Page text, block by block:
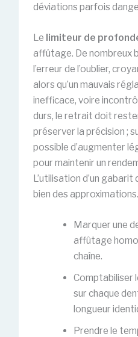
déviations parfois
Le limiteur de
affûtage. De nombreux
l’erreur de l’oublier,
alors qu’un mauvais
inefficace, voire
durs, le retrait doit
préserver la précision ;
possible d’augmenter
pour maintenir un
L’utilisation d’un
bien des approximations.
Marquer une
affûtage
chaîne.
Comptabiliser
sur chaque
longueur
Prendre le